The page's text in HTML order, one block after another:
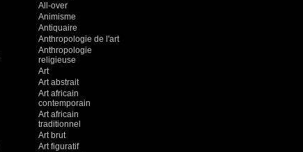
All-over
Animisme
Antiquaire
Anthropologie de l'art
Anthropologie
religieuse
Art
Art abstrait
Art africain
contemporain
Art africain
traditionnel
Art brut
Art figuratif